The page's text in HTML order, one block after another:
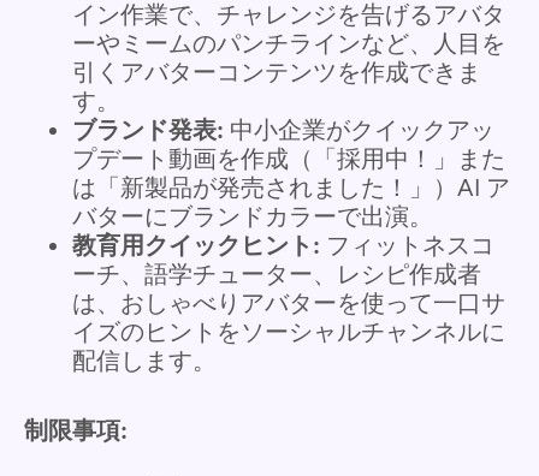
イン作業で、チャレンジを告げるアバタ
ーやミームのパンチラインなど、人目を
引くアバターコンテンツを作成できま
す。
ブランド発表: 中小企業がクイックアッ
プデート動画を作成（「採用中！」また
は「新製品が発売されました！」）AI ア
バターにブランドカラーで出演。
教育用クイックヒント: フィットネスコ
ーチ、語学チューター、レシピ作成者
は、おしゃべりアバターを使って一口サ
イズのヒントをソーシャルチャンネルに
配信します。
制限事項: